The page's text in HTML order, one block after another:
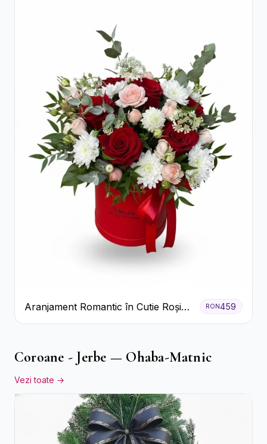
Aranjament Romantic în Cutie Roșie
cu Trandafiri și Crizanteme
RON 459
Coroane - Jerbe — Ohaba-Matnic
Vezi toate →